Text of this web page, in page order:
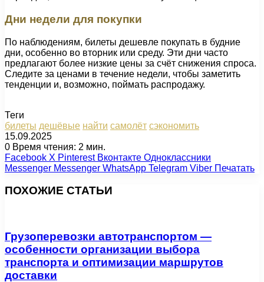
Дни недели для покупки
По наблюдениям, билеты дешевле покупать в будние
дни, особенно во вторник или среду. Эти дни часто
предлагают более низкие цены за счёт снижения спроса.
Следите за ценами в течение недели, чтобы заметить
тенденции и, возможно, поймать распродажу.
Теги
билеты дешёвые найти самолёт сэкономить
15.09.2025
0 Время чтения: 2 мин.
Facebook X Pinterest Вконтакте Одноклассники
Messenger Messenger WhatsApp Telegram Viber Печатать
ПОХОЖИЕ СТАТЬИ
Грузоперевозки автотранспортом —
особенности организации выбора
транспорта и оптимизации маршрутов
доставки